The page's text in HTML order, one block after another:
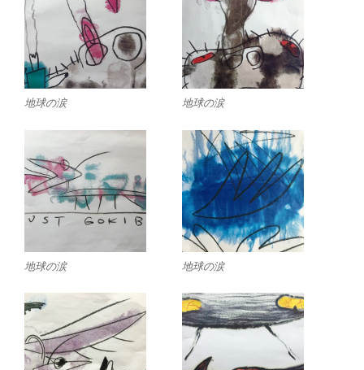
地球の涙 地球の涙
地球の涙 地球の涙